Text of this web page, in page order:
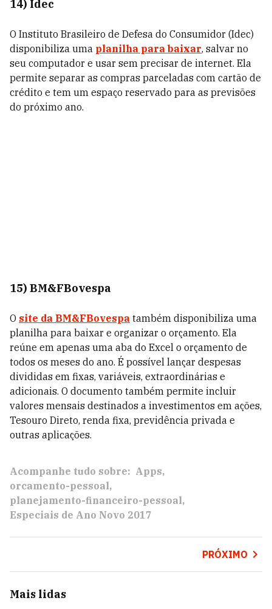
14) Idec
O Instituto Brasileiro de Defesa do Consumidor (Idec)
disponibiliza uma planilha para baixar, salvar no
seu computador e usar sem precisar de internet. Ela
permite separar as compras parceladas com cartão de
crédito e tem um espaço reservado para as previsões
do próximo ano.
15) BM&FBovespa
O site da BM&FBovespa também disponibiliza uma
planilha para baixar e organizar o orçamento. Ela
reúne em apenas uma aba do Excel o orçamento de
todos os meses do ano. É possível lançar despesas
divididas em fixas, variáveis, extraordinárias e
adicionais. O documento também permite incluir
valores mensais destinados a investimentos em ações,
Tesouro Direto, renda fixa, previdência privada e
outras aplicações.
Acompanhe tudo sobre: Apps
orcamento-pessoal
planejamento-financeiro-pessoal
Especiais de Ano Novo 2017
PRÓXIMO
Mais lidas